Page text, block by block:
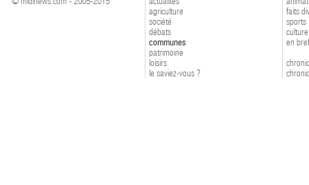
agriculture
société
débats
communes
patrimoine
loisirs
le saviez-vous ?
faits
sports
culture
en bref